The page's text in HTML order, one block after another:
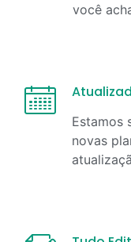
você
Estamos
novas